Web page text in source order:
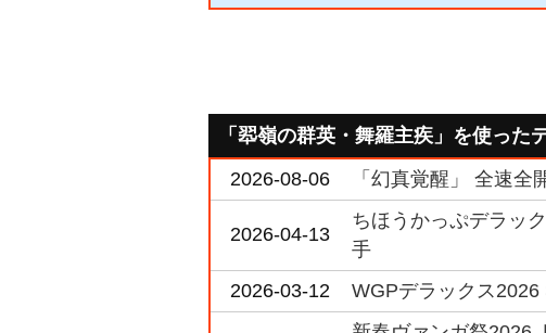
「翆嶺の群英・舞羅主疾」を使った
2026-08-06
「幻真覚醒」 全速全
2026-04-13
ちほうかっぷデラッ
手
2026-03-12
WGPデラックス